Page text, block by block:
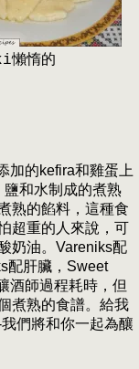
惰的
加的kefira和雞蛋上
和水制成的煮熟
熟的餡料，這種食
超重的人來說，可
奶油。Vareniks配
配肝臟，Sweet
酒師過程耗時，但
煮熟的食譜。給我
們將和你一起為釀